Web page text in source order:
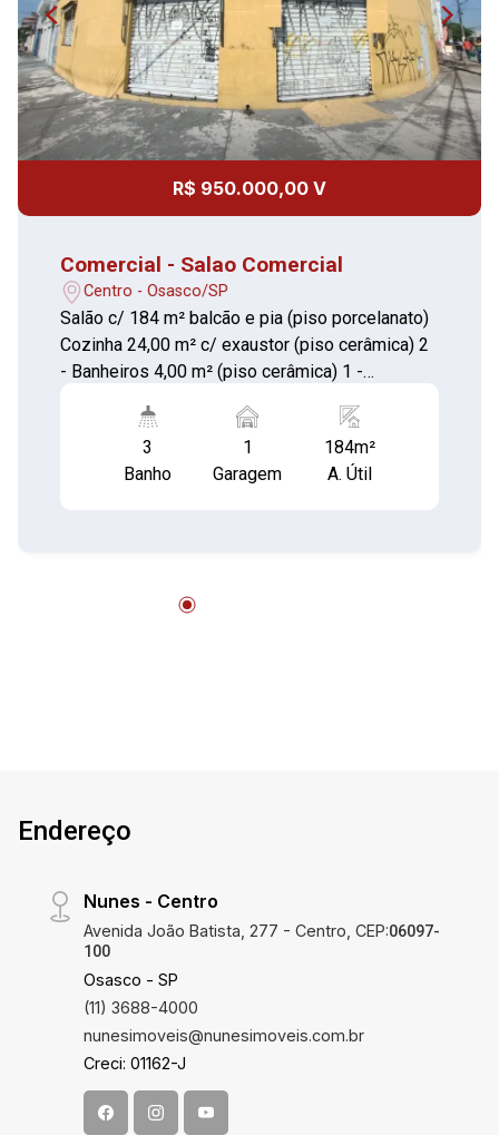
R$ 950.000,00 V
Comercial - Salao Comercial
Centro - Osasco/SP
Salão c/ 184 m² balcão e pia (piso porcelanato)
Cozinha 24,00 m² c/ exaustor (piso cerâmica) 2
- Banheiros 4,00 m² (piso cerâmica) 1 -
entrada lateral 9,00 m² (piso cerâmica)
Excelente oportunidade!
3
Banho
1
Garagem
184m²
A. Útil
Endereço
Nunes - Centro
Avenida João Batista, 277 - Centro, CEP:06097-
100
Osasco - SP
(11) 3688-4000
nunesimoveis@nunesimoveis.com.br
Creci: 01162-J